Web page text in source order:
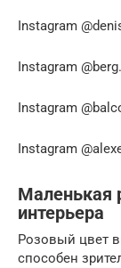
Instagram
Instagram
Instagram
Instagram
Маленькая
интерьера
Розовый цвет
способен